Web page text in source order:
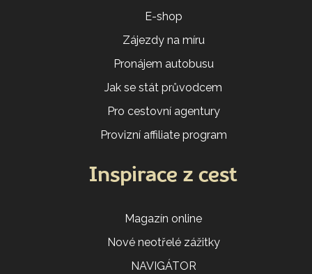
E-shop
Zájezdy na míru
Pronájem autobusu
Jak se stát průvodcem
Pro cestovní agentury
Provizní affiliate program
Inspirace z cest
Magazín online
Nové neotřelé zážitky
NAVIGÁTOR